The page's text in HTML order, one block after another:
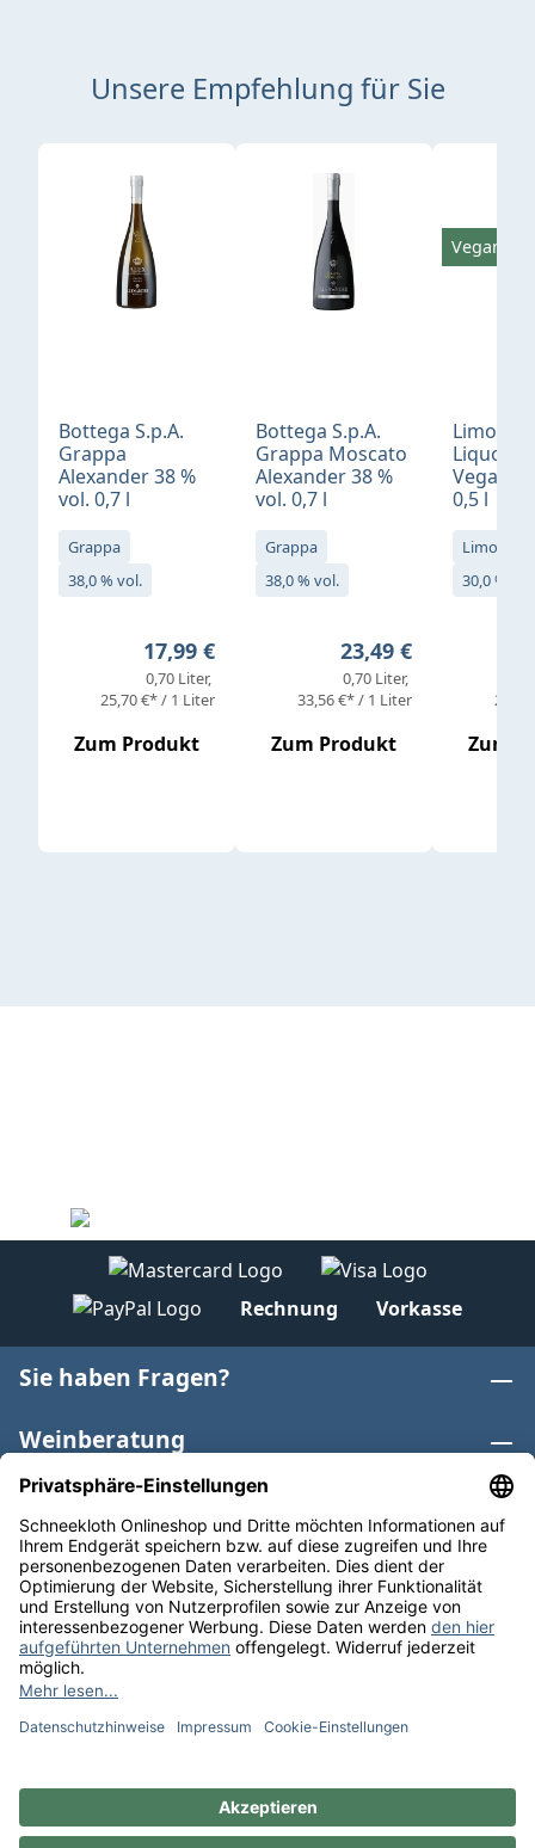
Unsere Empfehlung für Sie
Produktgalerie überspringen
Bottega S.p.A.
Grappa
Alexander 38 %
vol. 0,7 l
Grappa
38,0 % vol.
Regulärer Preis:
17,99 €
0,70 Liter
25,70 €* / 1 Liter
Zum Produkt
Bottega S.p.A.
Grappa Moscato
Alexander 38 %
vol. 0,7 l
Grappa
38,0 % vol.
Regulärer Preis:
23,49 €
0,70 Liter
33,56 €* / 1 Liter
Zum Produkt
Liquore
Vegan
0,5 l
30,0 % vol.
Zum
Vegan
Rechnung Vorkasse
Sie haben Fragen?
Weinberatung
Informationen
Weinkategorien
Internationaler Wein
* Alle Preise inkl. gesetzl. Mehrwertsteuer zzgl.
anders angegeben. Bioprodukte im Bio-Kontrollverfahren
** Kostenfreie Lieferung ab 75 € Bestellwert in DE. Werktags